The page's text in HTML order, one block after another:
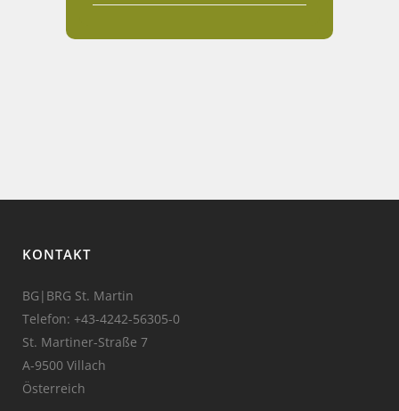
KONTAKT
BG|BRG St. Martin
Telefon: +43-4242-56305-0
St. Martiner-Straße 7
A-9500 Villach
Österreich